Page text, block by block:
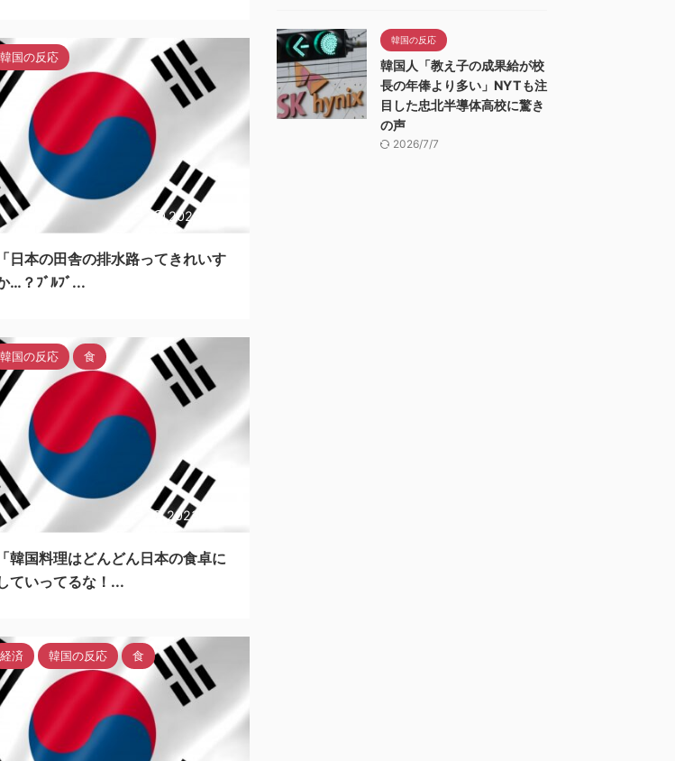
2023/10/21
韓国の反応
日本の田舎の排水路ってきれいす
…？ﾌﾞﾙﾌﾞ...
2023/10/20
韓国の反応 食
韓国料理はどんどん日本の食卓に
ていってるな！...
経済 韓国の反応 食
韓国の反応
韓国人「教え子の成果給が校
長の年俸より多い」NYTも注
目した忠北半導体高校に驚き
の声
2026/7/7